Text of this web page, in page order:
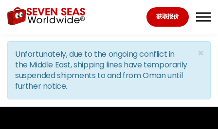
Skip to the content
获取报价
×
Unfortunately, due to the ongoing conflict in
the Middle East, shipping lines have temporarily
suspended shipments to and from Oman until
further notice.